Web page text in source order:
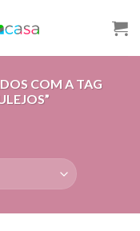
COM A TAG